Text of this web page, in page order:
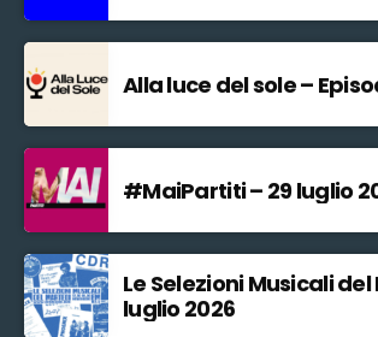
Alla luce del sole –
#MaiPartiti – 29 luglio
Le Selezioni Musicali
luglio 2026